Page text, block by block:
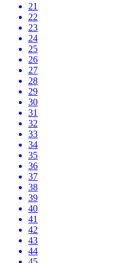
21
22
23
24
25
26
27
28
29
30
31
32
33
34
35
36
37
38
39
40
41
42
43
44